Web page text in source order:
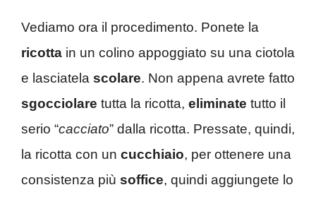
Vediamo ora il procedimento. Ponete la
ricotta in un colino appoggiato su una ciotola
e lasciatela scolare. Non appena avrete fatto
sgocciolare tutta la ricotta, eliminate tutto il
serio “cacciato” dalla ricotta. Pressate, quindi,
la ricotta con un cucchiaio, per ottenere una
consistenza più soffice, quindi aggiungete lo